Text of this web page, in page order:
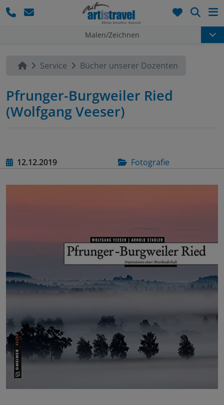
Malen/Zeichnen
Service Bücher unserer Dozenten
Pfrunger-Burgweiler Ried
(Wolfgang Veeser)
12.12.2019 Fotografie